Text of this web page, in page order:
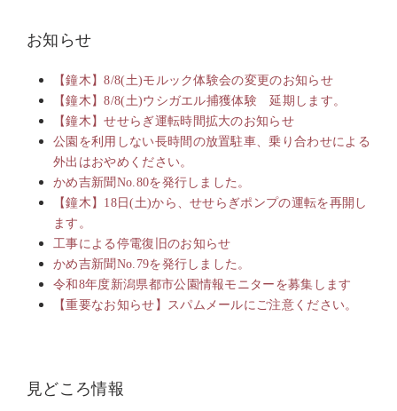
お知らせ
【鐘木】8/8(土)モルック体験会の変更のお知らせ
【鐘木】8/8(土)ウシガエル捕獲体験 延期します。
【鐘木】せせらぎ運転時間拡大のお知らせ
公園を利用しない長時間の放置駐車、乗り合わせによる
外出はおやめください。
かめ吉新聞No.80を発行しました。
【鐘木】18日(土)から、せせらぎポンプの運転を再開し
ます。
工事による停電復旧のお知らせ
かめ吉新聞No.79を発行しました。
令和8年度新潟県都市公園情報モニターを募集します
【重要なお知らせ】スパムメールにご注意ください。
見どころ情報